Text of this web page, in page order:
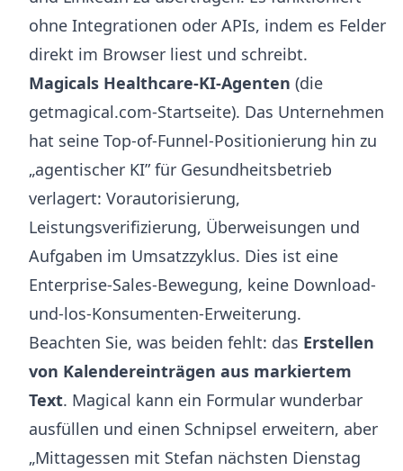
ohne Integrationen oder APIs, indem es Felder
direkt im Browser liest und schreibt.
Magicals Healthcare-KI-Agenten (die
getmagical.com-Startseite). Das Unternehmen
hat seine Top-of-Funnel-Positionierung hin zu
„agentischer KI” für Gesundheitsbetrieb
verlagert: Vorautorisierung,
Leistungsverifizierung, Überweisungen und
Aufgaben im Umsatzzyklus. Dies ist eine
Enterprise-Sales-Bewegung, keine Download-
und-los-Konsumenten-Erweiterung.
Beachten Sie, was beiden fehlt: das Erstellen
von Kalendereinträgen aus markiertem
Text. Magical kann ein Formular wunderbar
ausfüllen und einen Schnipsel erweitern, aber
„Mittagessen mit Stefan nächsten Dienstag